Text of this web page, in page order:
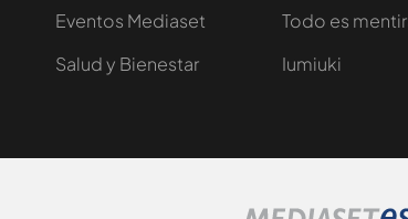
Eventos Mediaset
Salud y Bienestar
Todo es
Iumiuki